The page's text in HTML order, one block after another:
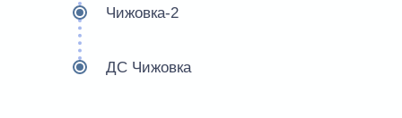
Чижовка-2
ДС Чижовка